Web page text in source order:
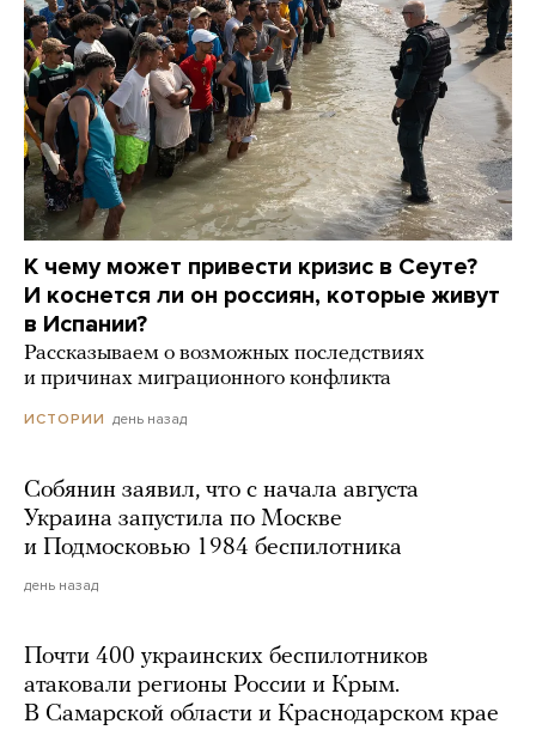
К чему может привести кризис в Сеуте?
И коснется ли он россиян, которые живут
в Испании?
Рассказываем о возможных последствиях
и причинах миграционного конфликта
ИСТОРИИ день назад
Собянин заявил, что с начала августа
Украина запустила по Москве
и Подмосковью 1984 беспилотника
день назад
Почти 400 украинских беспилотников
атаковали регионы России и Крым.
В Самарской области и Краснодарском крае